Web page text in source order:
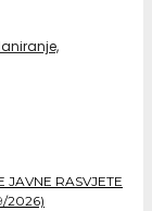
RASVJETE
2026)